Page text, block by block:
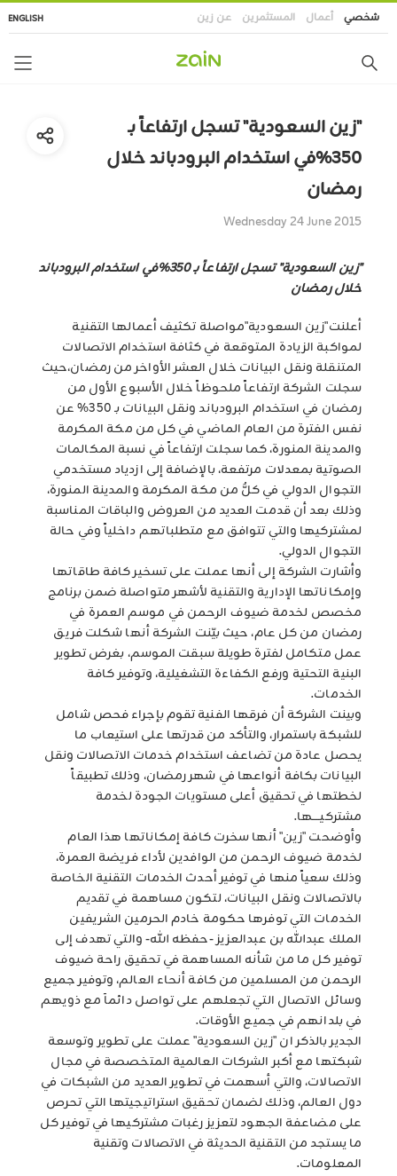
تجاوز
إلى
الرئيسي
شخصي أعمال المستثمرين عن زين ENGLISH
"زين السعودية" تسجل ارتفاعاً بـ
350%في استخدام البرودباند خلال
رمضان
Wednesday 24 June 2015
"زين السعودية" تسجل ارتفاعاً بـ 350%في استخدام البرودباند
خلال رمضان
أعلنت"زين السعودية"مواصلة تكثيف أعمالها التقنية
لمواكبة الزيادة المتوقعة في كثافة استخدام الاتصالات
المتنقلة ونقل البيانات خلال العشر الأواخر من رمضان،حيث
سجلت الشركة ارتفاعاً ملحوظاً خلال الأسبوع الأول من
رمضان في استخدام البرودباند ونقل البيانات بـ 350% عن
نفس الفترة من العام الماضي في كل من مكة المكرمة
والمدينة المنورة، كما سجلت ارتفاعاً في نسبة المكالمات
الصوتية بمعدلات مرتفعة، بالإضافة إلى ازدياد مستخدمي
التجوال الدولي في كلٌّ من مكة المكرمة والمدينة المنورة،
وذلك بعد أن قدمت العديد من العروض والباقات المناسبة
لمشتركيها والتي تتوافق مع متطلباتهم داخلياً وفي حالة
التجوال الدولي.
وأشارت الشركة إلى أنها عملت على تسخير كافة طاقاتها
وإمكاناتها الإدارية والتقنية لأشهر متواصلة ضمن برنامج
مخصص لخدمة ضيوف الرحمن في موسم العمرة في
رمضان من كل عام، حيث بيّنت الشركة أنها شكلت فريق
عمل متكامل لفترة طويلة سبقت الموسم، بغرض تطوير
البنية التحتية ورفع الكفاءة التشغيلية، وتوفير كافة
الخدمات.
وبينت الشركة أن فرقها الفنية تقوم بإجراء فحص شامل
للشبكة باستمرار، والتأكد من قدرتها على استيعاب ما
يحصل عادة من تضاعف استخدام خدمات الاتصالات ونقل
البيانات بكافة أنواعها في شهر رمضان، وذلك تطبيقاً
لخطتها في تحقيق أعلى مستويات الجودة لخدمة
مشتركيــــها.
وأوضحت "زين" أنها سخرت كافة إمكاناتها هذا العام
لخدمة ضيوف الرحمن من الوافدين لأداء فريضة العمرة،
وذلك سعياً منها في توفير أحدث الخدمات التقنية الخاصة
بالاتصالات ونقل البيانات، لتكون مساهمة في تقديم
الخدمات التي توفرها حكومة خادم الحرمين الشريفين
الملك عبدالله بن عبدالعزيز -حفظه الله- والتي تهدف إلى
توفير كل ما من شأنه المساهمة في تحقيق راحة ضيوف
الرحمن من المسلمين من كافة أنحاء العالم، وتوفير جميع
وسائل الاتصال التي تجعلهم على تواصل دائماَ مع ذويهم
في بلدانهم في جميع الأوقات.
الجدير بالذكر ان "زين السعودية" عملت على تطوير وتوسعة
شبكتها مع أكبر الشركات العالمية المتخصصة في مجال
الاتصالات، والتي أسهمت في تطوير العديد من الشبكات في
دول العالم، وذلك لضمان تحقيق استراتيجيتها التي تحرص
على مضاعفة الجهود لتعزيز رغبات مشتركيها في توفير كل
ما يستجد من التقنية الحديثة في الاتصالات وتقنية
المعلومات.